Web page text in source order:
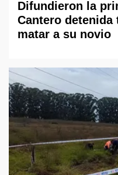
Difundieron la
Cantero detenida
matar a su novio